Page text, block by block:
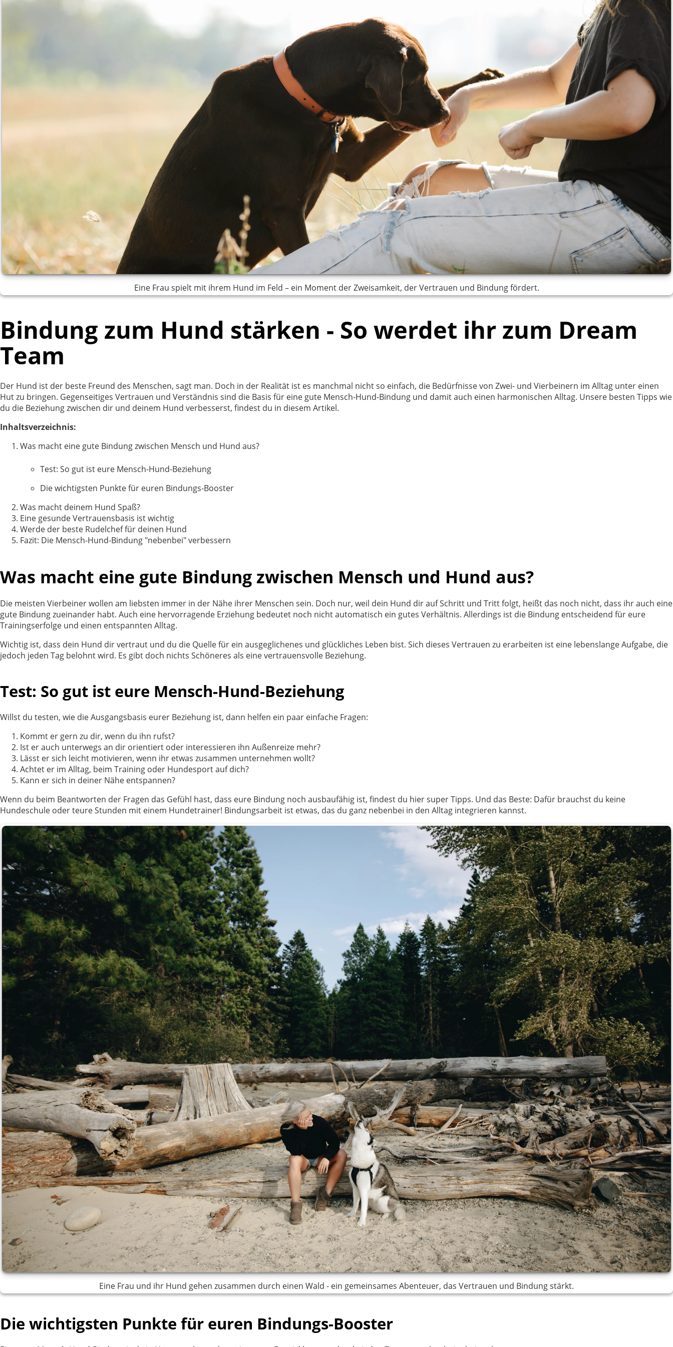
Eine Frau spielt mit ihrem Hund im Feld – ein Moment der Zweisamkeit, der Vertrauen und Bindung fördert.
Bindung zum Hund stärken - So werdet ihr zum Dream
Team
Der Hund ist der beste Freund des Menschen, sagt man. Doch in der Realität ist es manchmal nicht so einfach, die Bedürfnisse von Zwei- und Vierbeinern im Alltag unter einen
Hut zu bringen. Gegenseitiges Vertrauen und Verständnis sind die Basis für eine gute Mensch-Hund-Bindung und damit auch einen harmonischen Alltag. Unsere besten Tipps wie
du die Beziehung zwischen dir und deinem Hund verbesserst, findest du in diesem Artikel.
Inhaltsverzeichnis:
Was macht eine gute Bindung zwischen Mensch und Hund aus?
Test: So gut ist eure Mensch-Hund-Beziehung
Die wichtigsten Punkte für euren Bindungs-Booster
Was macht deinem Hund Spaß?
Eine gesunde Vertrauensbasis ist wichtig
Werde der beste Rudelchef für deinen Hund
Fazit: Die Mensch-Hund-Bindung "nebenbei" verbessern
Was macht eine gute Bindung zwischen Mensch und Hund aus?
Die meisten Vierbeiner wollen am liebsten immer in der Nähe ihrer Menschen sein. Doch nur, weil dein Hund dir auf Schritt und Tritt folgt, heißt das noch nicht, dass ihr auch eine
gute Bindung zueinander habt. Auch eine hervorragende Erziehung bedeutet noch nicht automatisch ein gutes Verhältnis. Allerdings ist die Bindung entscheidend für eure
Trainingserfolge und einen entspannten Alltag.
Wichtig ist, dass dein Hund dir vertraut und du die Quelle für ein ausgeglichenes und glückliches Leben bist. Sich dieses Vertrauen zu erarbeiten ist eine lebenslange Aufgabe, die
jedoch jeden Tag belohnt wird. Es gibt doch nichts Schöneres als eine vertrauensvolle Beziehung.
Test: So gut ist eure Mensch-Hund-Beziehung
Willst du testen, wie die Ausgangsbasis eurer Beziehung ist, dann helfen ein paar einfache Fragen:
Kommt er gern zu dir, wenn du ihn rufst?
Ist er auch unterwegs an dir orientiert oder interessieren ihn Außenreize mehr?
Lässt er sich leicht motivieren, wenn ihr etwas zusammen unternehmen wollt?
Achtet er im Alltag, beim Training oder Hundesport auf dich?
Kann er sich in deiner Nähe entspannen?
Wenn du beim Beantworten der Fragen das Gefühl hast, dass eure Bindung noch ausbaufähig ist, findest du hier super Tipps. Und das Beste: Dafür brauchst du keine
Hundeschule oder teure Stunden mit einem Hundetrainer! Bindungsarbeit ist etwas, das du ganz nebenbei in den Alltag integrieren kannst.
Eine Frau und ihr Hund gehen zusammen durch einen Wald - ein gemeinsames Abenteuer, das Vertrauen und Bindung stärkt.
Die wichtigsten Punkte für euren Bindungs-Booster